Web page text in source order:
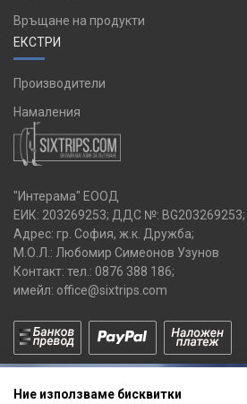
Връщане на продукти
ЕКСТРИ
Производители
Намаления
"Интерама" ЕООД
ЕИК: 203269253; ДДС №: BG203269253;
Адрес: гр. София, ж.к. Дружба;
М.О.Л.: Любомир Симеонов Узунов
Контакт: тел.: 0876 388 186;
имейл: office@sixtrips.com
Ние използваме бисквитки